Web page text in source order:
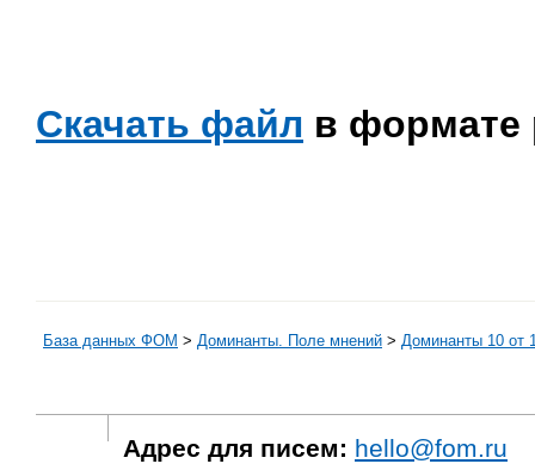
Скачать файл в формате
База данных ФОМ > Доминанты. Поле мнений > Доминанты 10 от
Адрес для писем: hello@fom.ru